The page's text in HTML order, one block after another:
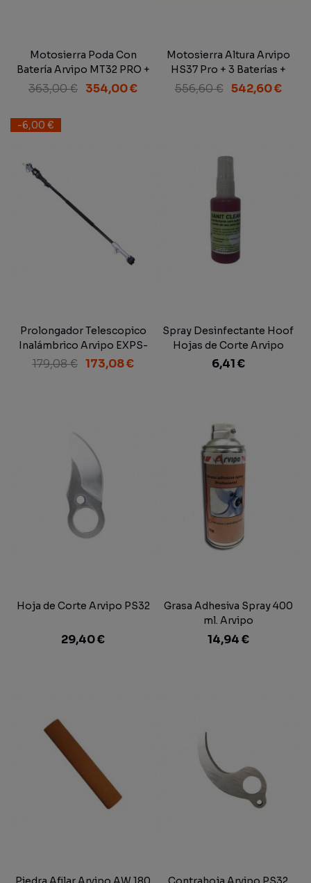
Motosierra Poda Con
Batería Arvipo MT32 PRO +
2 Baterías
363,00 € 354,00 €
Motosierra Altura Arvipo
HS37 Pro + 3 Baterías +
Cargador
556,60 € 542,60 €
-6,00 €
Prolongador Telescopico
Inalámbrico Arvipo EXPS-
32/37
179,08 € 173,08 €
Spray Desinfectante Hoof
Hojas de Corte Arvipo
6,41 €
Hoja de Corte Arvipo PS32
29,40 €
Grasa Adhesiva Spray 400
ml. Arvipo
14,94 €